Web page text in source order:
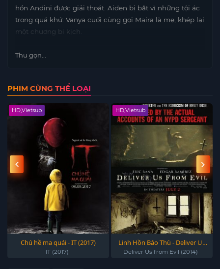
hồn Andini được giải thoát. Aiden bị bắt vì những tội ác
trong quá khứ. Vanya cuối cùng gọi Maira là mẹ, khép lại
một chương bi kịch.
Thu gọn...
PHIM CÙNG THỂ LOẠI
HD,Vietsub
Chú hề ma quái - IT (2017)
IT (2017)
HD,Vietsub
Linh Hồn Báo Thù - Deliver Us
from Evil (2014)
Deliver Us from Evil (2014)